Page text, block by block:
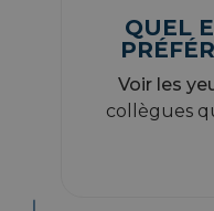
QUEL
Voir les
collègues